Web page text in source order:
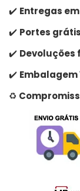
✔️ Entregas
✔️ Portes grátis
✔️ Devoluções
✔️ Embalagem
♻️